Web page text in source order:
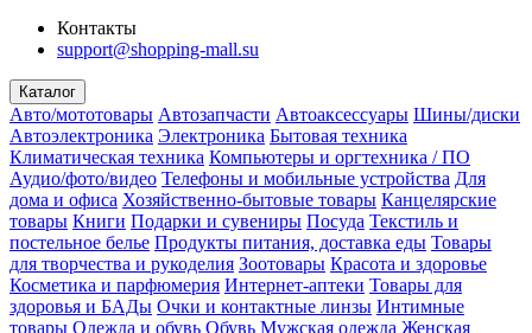
Контакты
support@shopping-mall.su
Каталог
Авто/мототовары Автозапчасти Автоаксессуары Шины/диски
Автоэлектроника Электроника Бытовая техника
Климатическая техника Компьютеры и оргтехника / ПО
Аудио/фото/видео Телефоны и мобильные устройства Для
дома и офиса Хозяйственно-бытовые товары Канцелярские
товары Книги Подарки и сувениры Посуда Текстиль и
постельное белье Продукты питания, доставка еды Товары
для творчества и рукоделия Зоотовары Красота и здоровье
Косметика и парфюмерия Интернет-аптеки Товары для
здоровья и БАДы Очки и контактные линзы Интимные
товары Одежда и обувь Обувь Мужская одежда Женская